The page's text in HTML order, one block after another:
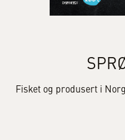
Fisket og produsert i